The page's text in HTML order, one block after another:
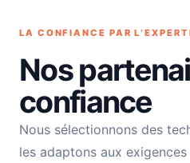
LA CONFIANCE PAR
Nos
confiance
Nous sélectionnons des
les adaptons aux